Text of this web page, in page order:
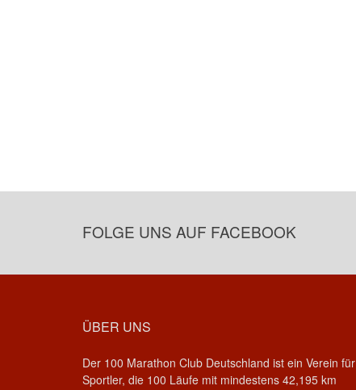
FOLGE UNS AUF FACEBOOK
ÜBER UNS
Der 100 Marathon Club Deutschland ist ein Verein für
Sportler, die 100 Läufe mit mindestens 42,195 km